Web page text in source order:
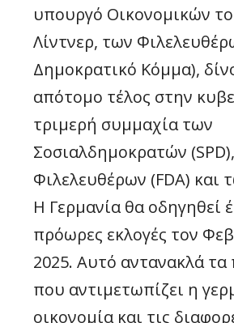
υπουργό Οικονομικών
Λίντνερ, των
Δημοκρατικό Κόμμα),
απότομο τέλος στην
τριμερή συμμαχία των
Σοσιαλδημοκρατών
Φιλελευθέρων (FDA) και
Η Γερμανία θα οδηγηθεί
πρόωρες εκλογές τον
2025. Αυτό αντανακλά
που αντιμετωπίζει η
οικονομία και τις